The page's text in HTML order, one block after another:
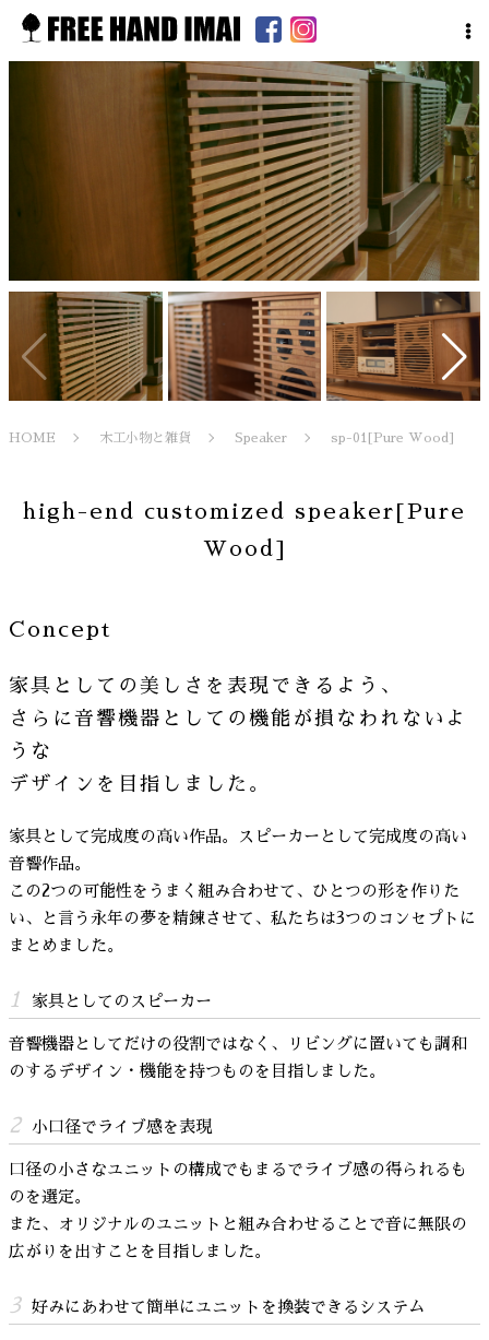
HOME 木工小物と雑貨 Speaker sp-01[Pure Wood]
high-end customized speaker[Pure
Wood]
Concept
家具としての美しさを表現できるよう、
さらに音響機器としての機能が損なわれないよ
うな
デザインを目指しました。
家具として完成度の高い作品。スピーカーとして完成度の高い
音響作品。
この2つの可能性をうまく組み合わせて、ひとつの形を作りた
い、と言う永年の夢を精錬させて、私たちは3つのコンセプトに
まとめました。
1 家具としてのスピーカー
音響機器としてだけの役割ではなく、リビングに置いても調和
のするデザイン・機能を持つものを目指しました。
2 小口径でライブ感を表現
口径の小さなユニットの構成でもまるでライブ感の得られるも
のを選定。
また、オリジナルのユニットと組み合わせることで音に無限の
広がりを出すことを目指しました。
3 好みにあわせて簡単にユニットを換装できるシステム